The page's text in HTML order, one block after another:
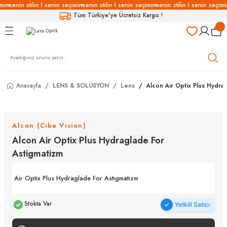
senin stilin I senin seçiminsenin stilin I senin seçiminsenin stilin I senin
Tüm Türkiye'ye Ücretsiz Kargo !
Geri Dön
Geri Dön
Geri Dön
Geri Dön
Anasayfa LENS & SOLÜSYON Lens Alcon Air Optix Plus
Alcon (Ciba Vision)
Alcon Air Optix Plus Hydraglade For
Astigmatizm
Air Optix Plus Hydraglade For Astigmatizm
Stokta Var Yetkili Satıcı